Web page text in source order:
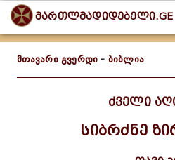
მართლმადიდებელი.GE
მთავარი გვერდი - ბიბლია
ძველი
სიბრძნე